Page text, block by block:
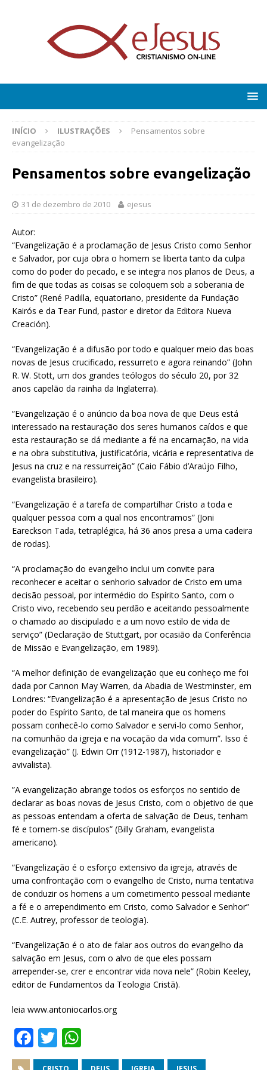
INÍCIO ILUSTRAÇÕES
Pensamentos sobre
evangelização
Pensamentos sobre evangelização
31 de dezembro de 2010 ejesus
Autor:
“Evangelização é a proclamação de Jesus Cristo como Senhor
e Salvador, por cuja obra o homem se liberta tanto da culpa
como do poder do pecado, e se integra nos planos de Deus, a
fim de que todas as coisas se coloquem sob a soberania de
Cristo” (René Padilla, equatoriano, presidente da Fundação
Kairós e da Tear Fund, pastor e diretor da Editora Nueva
Creación).
“Evangelização é a difusão por todo e qualquer meio das boas
novas de Jesus crucificado, ressurreto e agora reinando” (John
R. W. Stott, um dos grandes teólogos do século 20, por 32
anos capelão da rainha da Inglaterra).
“Evangelização é o anúncio da boa nova de que Deus está
interessado na restauração dos seres humanos caídos e que
esta restauração se dá mediante a fé na encarnação, na vida
e na obra substitutiva, justificatória, vicária e representativa de
Jesus na cruz e na ressurreição” (Caio Fábio d’Araújo Filho,
evangelista brasileiro).
“Evangelização é a tarefa de compartilhar Cristo a toda e
qualquer pessoa com a qual nos encontramos” (Joni
Eareckson Tada, tetraplégica, há 36 anos presa a uma cadeira
de rodas).
“A proclamação do evangelho inclui um convite para
reconhecer e aceitar o senhorio salvador de Cristo em uma
decisão pessoal, por intermédio do Espírito Santo, com o
Cristo vivo, recebendo seu perdão e aceitando pessoalmente
o chamado ao discipulado e a um novo estilo de vida de
serviço” (Declaração de Stuttgart, por ocasião da Conferência
de Missão e Evangelização, em 1989).
“A melhor definição de evangelização que eu conheço me foi
dada por Cannon May Warren, da Abadia de Westminster, em
Londres: “Evangelização é a apresentação de Jesus Cristo no
poder do Espírito Santo, de tal maneira que os homens
possam conhecê-lo como Salvador e servi-lo como Senhor,
na comunhão da igreja e na vocação da vida comum”. Isso é
evangelização” (J. Edwin Orr (1912-1987), historiador e
avivalista).
”A evangelização abrange todos os esforços no sentido de
declarar as boas novas de Jesus Cristo, com o objetivo de que
as pessoas entendam a oferta de salvação de Deus, tenham
fé e tornem-se discípulos” (Billy Graham, evangelista
americano).
“Evangelização é o esforço extensivo da igreja, através de
uma confrontação com o evangelho de Cristo, numa tentativa
de conduzir os homens a um cometimento pessoal mediante
a fé e o arrependimento em Cristo, como Salvador e Senhor”
(C.E. Autrey, professor de teologia).
“Evangelização é o ato de falar aos outros do evangelho da
salvação em Jesus, com o alvo de que eles possam
arrepender-se, crer e encontrar vida nova nele” (Robin Keeley,
editor de Fundamentos da Teologia Cristã).
leia www.antoniocarlos.org
F
a
T
w h